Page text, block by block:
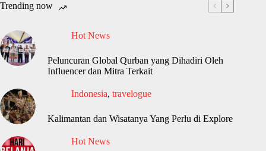
Trending now
Hot News
Peluncuran Global Qurban yang Dihadiri Oleh
Influencer dan Mitra Terkait
Indonesia, travelogue
Kalimantan dan Wisatanya Yang Perlu di Explore
Hot News